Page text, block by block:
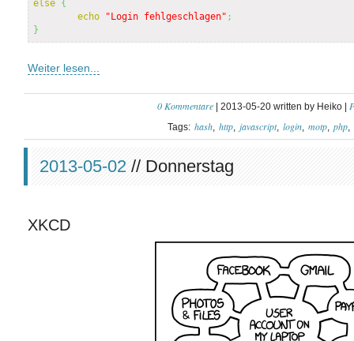
else {
echo
"Login fehlgeschlagen" ;
}
Weiter lesen...
0 Kommentare | 2013-05-20 written by Heiko |
Tags: hash http javascript login motp php
2013-05-02 // Donnerstag
XKCD